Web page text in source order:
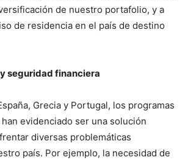
de nuestro portafolio, y a
de residencia en el país de destino
seguridad financiera
Grecia y Portugal, los programas
evidenciado ser una solución
diversas problemáticas
país. Por ejemplo, la necesidad de